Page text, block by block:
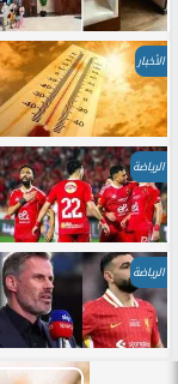
الأخبار
الرياضة
الرياضة